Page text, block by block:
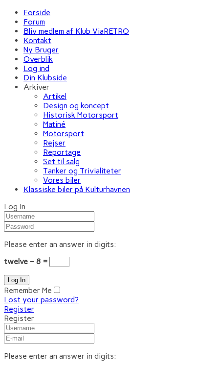
Forside
Forum
Bliv medlem af Klub ViaRETRO
Kontakt
Ny Bruger
Overblik
Log ind
Din Klubside
Arkiver
Artikel
Design og koncept
Historisk Motorsport
Matiné
Motorsport
Rejser
Reportage
Set til salg
Tanker og Trivialiteter
Vores biler
Klassiske biler på Kulturhavnen
Log In
Please enter an answer in digits:
twelve − 8 =
Remember Me
Lost your password?
Register
Register
Please enter an answer in digits: